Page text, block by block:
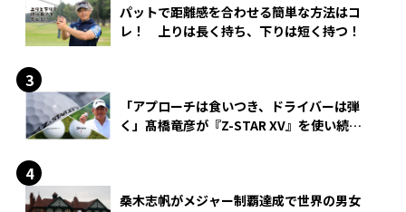
パットで距離感を合わせる簡単な方法はコ
レ！ 上りは長く持ち、下りは短く持つ！
「アプローチは食いつき、ドライバーは弾
く」髙橋竜彦が『Z-STAR XV』を使い続け
桑木志帆がメジャー制覇達成で世界の男女